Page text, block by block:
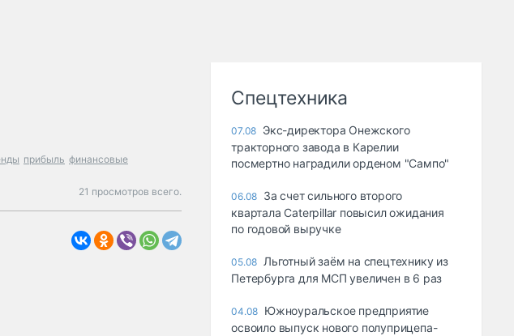
прибыль финансовые
21 просмотров всего.
Спецтехника
07.08 Экс-директора Онежского
тракторного завода в Карелии
посмертно наградили орденом "Сампо"
06.08 За счет сильного второго
квартала Caterpillar повысил ожидания
по годовой выручке
05.08 Льготный заём на спецтехнику из
Петербурга для МСП увеличен в 6 раз
04.08 Южноуральское предприятие
освоило выпуск нового полуприцепа-